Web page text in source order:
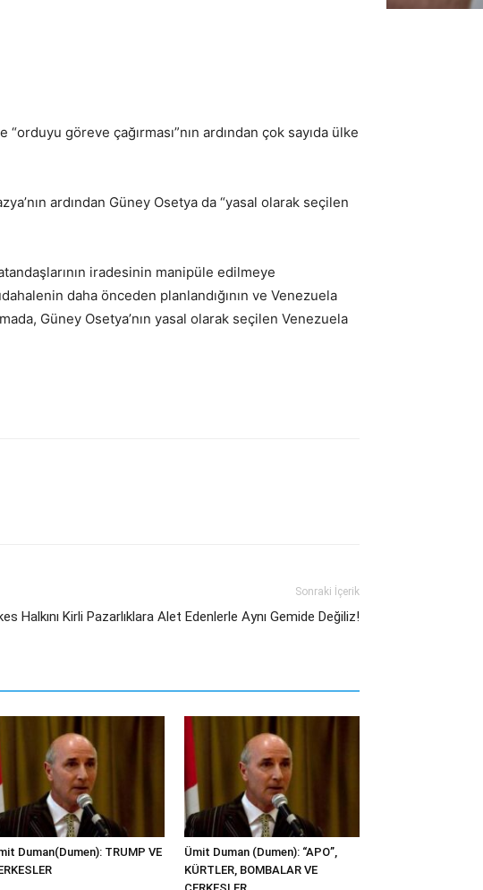
göreve çağırması”nın ardından çok sayıda ülke
ardından Güney Osetya da “yasal olarak seçilen
iradesinin manipüle edilmeye
daha önceden planlandığının ve Venezuela
Güney Osetya’nın yasal olarak seçilen Venezuela
Sonraki İçerik
Halkını Kirli Pazarlıklara Alet Edenlerle Aynı Gemide Değiliz!
Duman(Dumen): TRUMP VE
Ümit Duman (Dumen): “APO”,
KÜRTLER, BOMBALAR VE